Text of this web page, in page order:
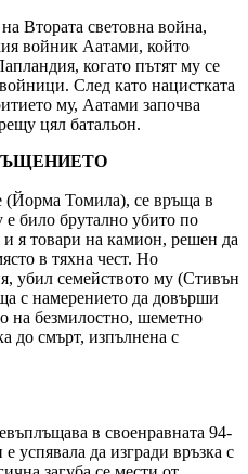
Втората световна война,
войник Аатами, който
когато пътят му се
След като нацистката
му, Аатами започва
цял батальон.
(Йорма Томила), се връща в
е било брутално убито по
и я товари на камион, решен да
в тяхна чест. Но
убил семейството му (Стивън
с намерението да довърши
на безмилостно, шеметно
до смърт, изпълнена с
в своенравната 94-
успявала да изгради връзка с